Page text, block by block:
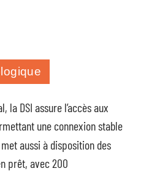
la DSI assure l’accès aux
une connexion stable
aussi à disposition des
prêt, avec 200